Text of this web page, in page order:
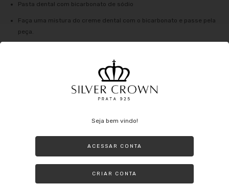
Pasta dental com bicarbonato de sódio
Faça uma mistura do creme dental com o bicarbonato e passe pela
peça.
um detergente neutro, por fim secar com uma flanela mágica, desta
forma irá voltar o brilho da prata.
Seja bem vindo!
ACESSAR CONTA
CRIAR CONTA